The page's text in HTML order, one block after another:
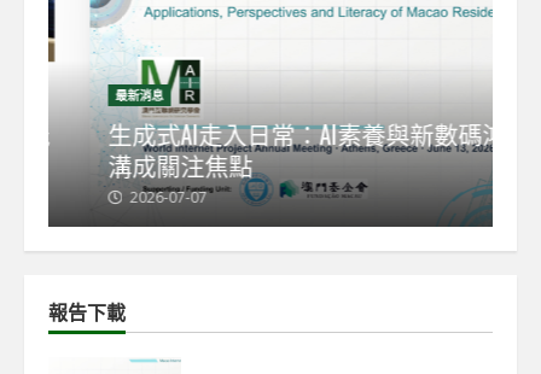
最新消息
生成式AI走入日常：AI素養與新數碼鴻
溝成關注焦點
2026-07-07
報告下載